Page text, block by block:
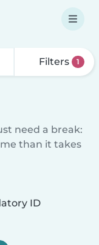
Filters 1
need a break:
than it takes
ID